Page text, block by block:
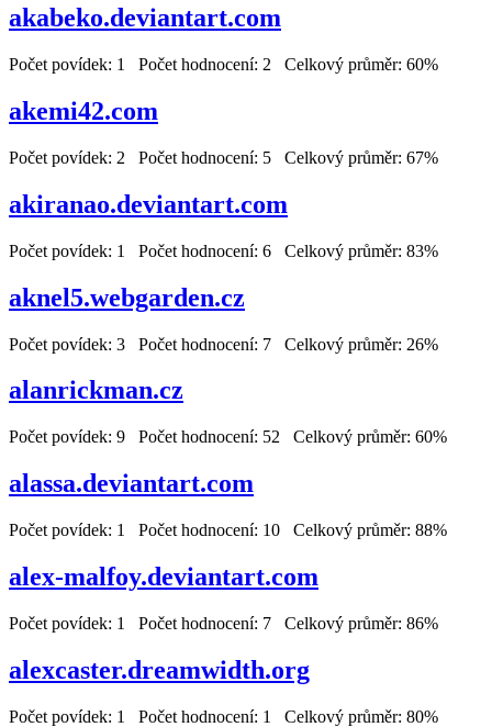
akabeko.deviantart.com
Počet povídek: 1 Počet hodnocení: 2 Celkový průměr: 60%
akemi42.com
Počet povídek: 2 Počet hodnocení: 5 Celkový průměr: 67%
akiranao.deviantart.com
Počet povídek: 1 Počet hodnocení: 6 Celkový průměr: 83%
aknel5.webgarden.cz
Počet povídek: 3 Počet hodnocení: 7 Celkový průměr: 26%
alanrickman.cz
Počet povídek: 9 Počet hodnocení: 52 Celkový průměr: 60%
alassa.deviantart.com
Počet povídek: 1 Počet hodnocení: 10 Celkový průměr: 88%
alex-malfoy.deviantart.com
Počet povídek: 1 Počet hodnocení: 7 Celkový průměr: 86%
alexcaster.dreamwidth.org
Počet povídek: 1 Počet hodnocení: 1 Celkový průměr: 80%